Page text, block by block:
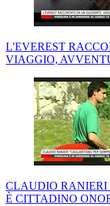
L'EVEREST
VIAGGIO,
CLAUDIO RANIERI
È CITTADINO